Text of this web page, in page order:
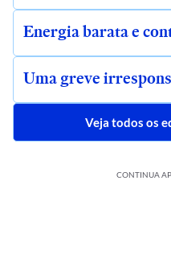
Energia barata e
Uma greve
Veja todos os
CONTINUA